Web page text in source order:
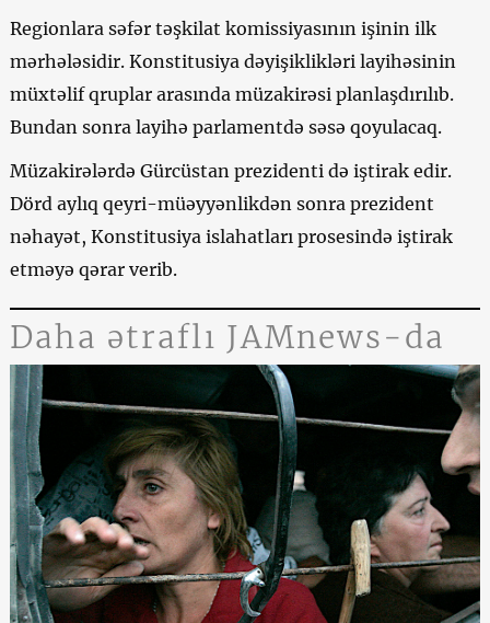
Regionlara səfər təşkilat komissiyasının işinin ilk
mərhələsidir. Konstitusiya dəyişiklikləri layihəsinin
müxtəlif qruplar arasında müzakirəsi planlaşdırılıb.
Bundan sonra layihə parlamentdə səsə qoyulacaq.
Müzakirələrdə Gürcüstan prezidenti də iştirak edir.
Dörd aylıq qeyri-müəyyənlikdən sonra prezident
nəhayət, Konstitusiya islahatları prosesində iştirak
etməyə qərar verib.
Daha ətraflı JAMnews-da